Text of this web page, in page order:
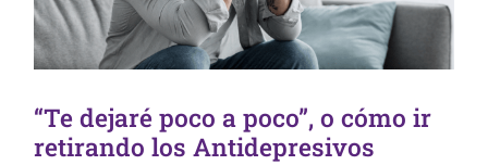
“Te dejaré poco a poco”, o cómo ir
retirando los Antidepresivos